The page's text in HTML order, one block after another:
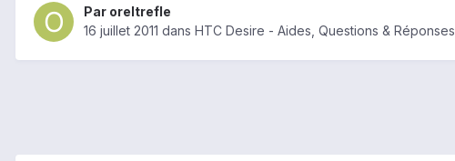
Par oreltrefle
16 juillet 2011 dans HTC Desire - Aides, Questions & Réponses